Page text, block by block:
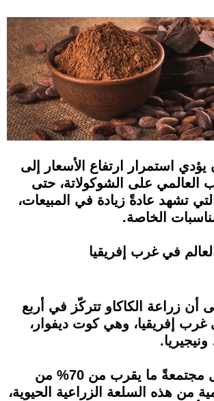
يؤدي استمرار ارتفاع الأسعار إلى
العالمي على الشوكولاتة، حتى
تشهد عادةً زيادة في المبيعات،
الخاصة.
أن زراعة الكاكاو تتركّز في أربع
إفريقيا، وهي كوت ديفوار،
ونيجيريا.
وتُنتج هذه الدول مجتمعةً ما يقرب من 70% من
من هذه السلعة الزراعية الحيوية،